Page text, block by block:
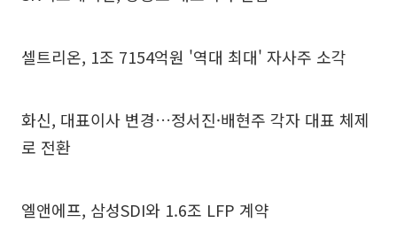
셀트리온, 1조 7154억원 '역대 최대' 자사주 소각
화신, 대표이사 변경…정서진·배현주 각자 대표 체제
로 전환
엘앤에프, 삼성SDI와 1.6조 LFP 계약